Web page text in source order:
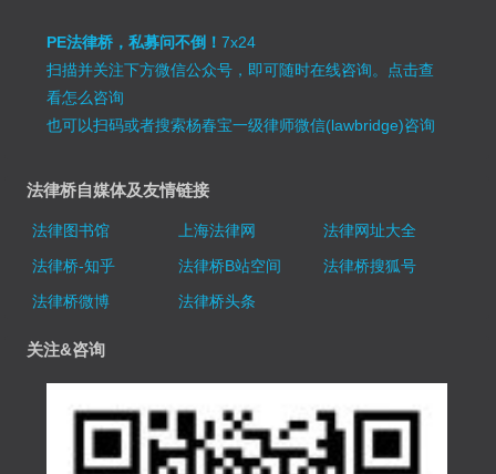
PE法律桥，私募问不倒！7x24
扫描并关注下方微信公众号，即可随时在线咨询。 点击查
看怎么咨询
也可以扫码或者搜索杨春宝一级律师微信(lawbridge)咨询
法律桥自媒体及友情链接
法律图书馆 上海法律网
法律网址大全
法律桥-知乎
法律桥B站空间
法律桥搜狐号
法律桥微博
法律桥头条
关注&咨询